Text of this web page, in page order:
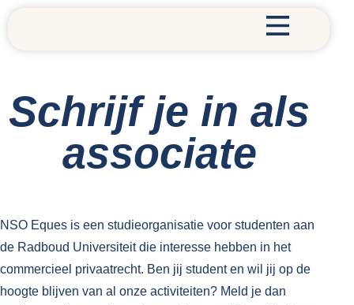
Schrijf je in als
associate
NSO Eques is een studieorganisatie voor studenten aan
de Radboud Universiteit die interesse hebben in het
commercieel privaatrecht. Ben jij student en wil jij op de
hoogte blijven van al onze activiteiten? Meld je dan